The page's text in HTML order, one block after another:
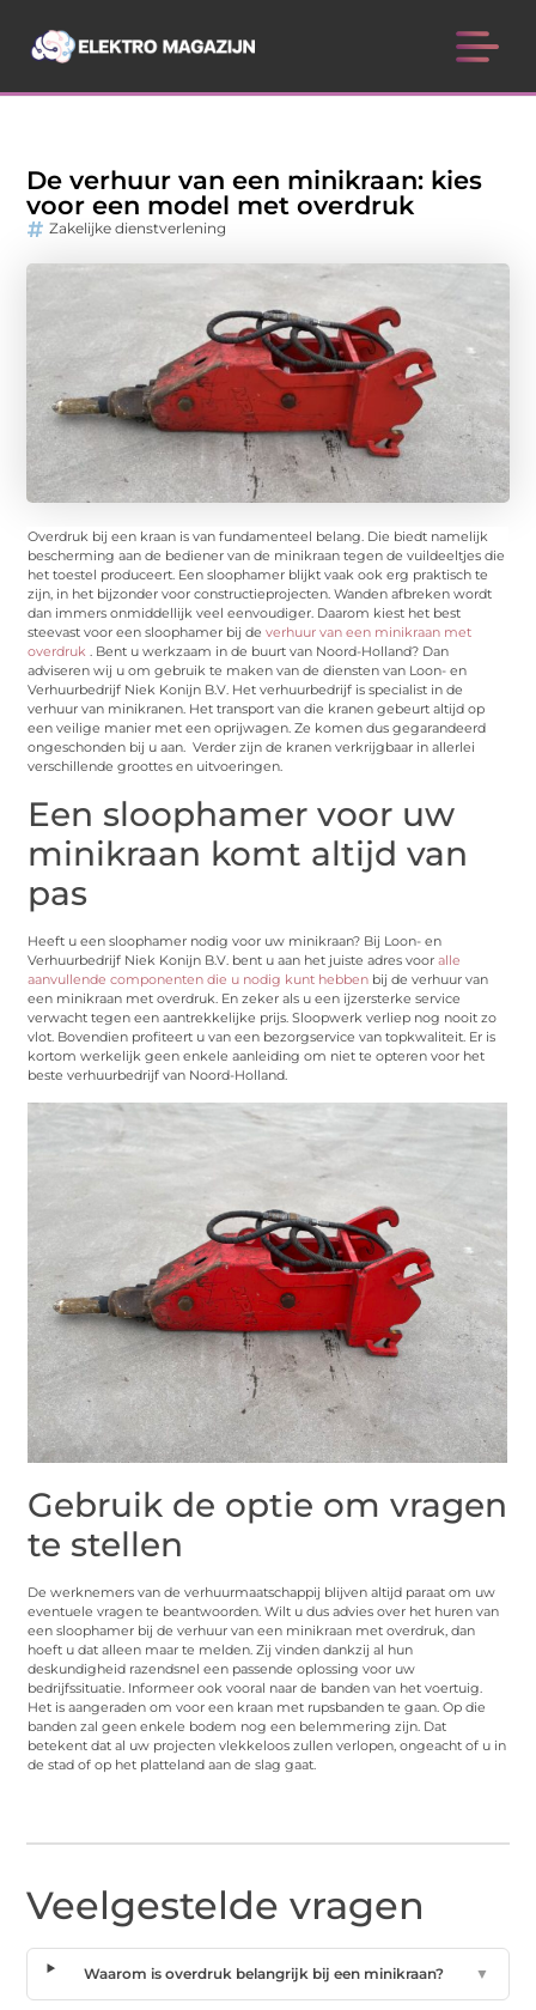
De verhuur van een minikraan: kies
voor een model met overdruk
Zakelijke dienstverlening
Overdruk bij een kraan is van fundamenteel belang. Die biedt namelijk
bescherming aan de bediener van de minikraan tegen de vuildeeltjes die
het toestel produceert. Een sloophamer blijkt vaak ook erg praktisch te
zijn, in het bijzonder voor constructieprojecten. Wanden afbreken wordt
dan immers onmiddellijk veel eenvoudiger. Daarom kiest het best
steevast voor een sloophamer bij deverhuur van een minikraan met
overdruk . Bent u werkzaam in de buurt van Noord-Holland? Dan
adviseren wij u om gebruik te maken van de diensten van Loon- en
Verhuurbedrijf Niek Konijn B.V. Het verhuurbedrijf is specialist in de
verhuur van minikranen. Het transport van die kranen gebeurt altijd op
een veilige manier met een oprijwagen. Ze komen dus gegarandeerd
ongeschonden bij u aan. Verder zijn de kranen verkrijgbaar in allerlei
verschillende groottes en uitvoeringen.
Een sloophamer voor uw
minikraan komt altijd van
pas
Heeft u een sloophamer nodig voor uw minikraan? Bij Loon- en
Verhuurbedrijf Niek Konijn B.V. bent u aan het juiste adres vooralle
aanvullende componenten die u nodig kunt hebben bij de verhuur van
een minikraan met overdruk. En zeker als u een ijzersterke service
verwacht tegen een aantrekkelijke prijs. Sloopwerk verliep nog nooit zo
vlot. Bovendien profiteert u van een bezorgservice van topkwaliteit. Er is
kortom werkelijk geen enkele aanleiding om niet te opteren voor het
beste verhuurbedrijf van Noord-Holland.
Gebruik de optie om vragen
te stellen
De werknemers van de verhuurmaatschappij blijven altijd paraat om uw
eventuele vragen te beantwoorden. Wilt u dus advies over het huren van
een sloophamer bij de verhuur van een minikraan met overdruk, dan
hoeft u dat alleen maar te melden. Zij vinden dankzij al hun
deskundigheid razendsnel een passende oplossing voor uw
bedrijfssituatie. Informeer ook vooral naar de banden van het voertuig.
Het is aangeraden om voor een kraan met rupsbanden te gaan. Op die
banden zal geen enkele bodem nog een belemmering zijn. Dat
betekent dat al uw projecten vlekkeloos zullen verlopen, ongeacht of u in
de stad of op het platteland aan de slag gaat.
Veelgestelde vragen
Waarom is overdruk belangrijk bij een minikraan? ▼